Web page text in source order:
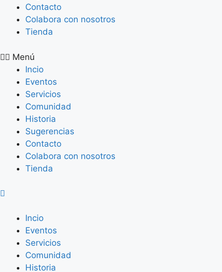
Contacto
Colabora con nosotros
Tienda
Menú
Incio
Eventos
Servicios
Comunidad
Historia
Sugerencias
Contacto
Colabora con nosotros
Tienda
Incio
Eventos
Servicios
Comunidad
Historia